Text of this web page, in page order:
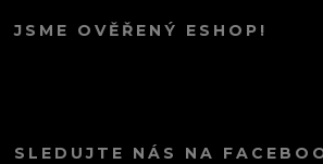
JSME OVĚŘENÝ ESHOP!
SLEDUJTE NÁS NA